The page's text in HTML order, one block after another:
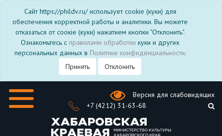
Сайт https://phildv.ru/ использует cookie (куки) для
обеспечения корректной работы и аналитики. Вы можете
отказаться от соокіе (куки) нажатием кнопки "Отклонить".
Ознакомьтесь с правилами обработки куки и других
персональных данных в Политике конфиденциальности.
Принять
Отклонить
Версия для слабовидящих
+7 (4212) 31-63-68